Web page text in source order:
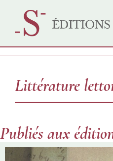
Littérature
Publiés aux